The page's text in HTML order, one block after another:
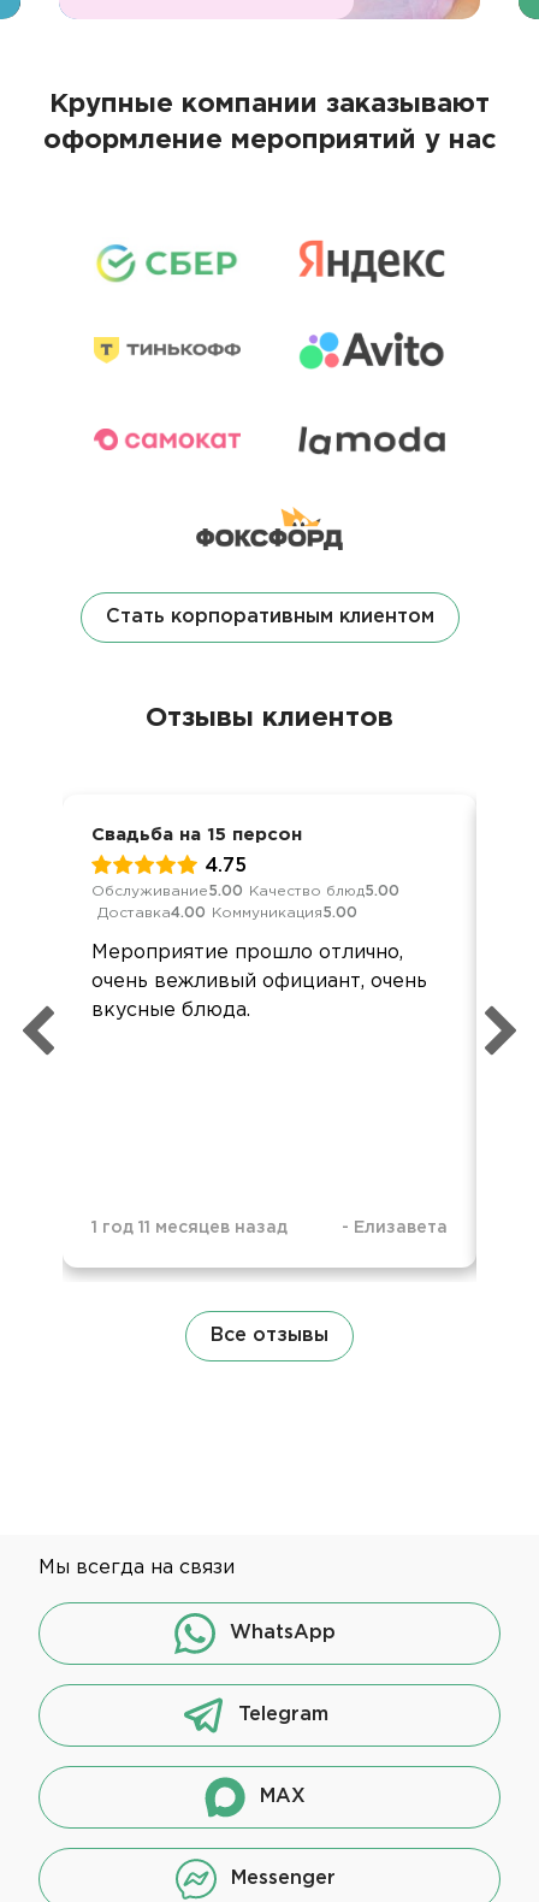
Крупные компании заказывают
оформление мероприятий у нас
Стать корпоративным клиентом
Отзывы клиентов
Свадьба на 15 персон
4.75
Обслуживание5.00 Качество блюд5.00
Доставка4.00 Коммуникация5.00
Мероприятие прошло отлично,
очень вежливый официант, очень
вкусные блюда.
1 год 11 месяцев назад - Елизавета
Все отзывы
Мы всегда на связи
WhatsApp
Telegram
MAX
Messenger